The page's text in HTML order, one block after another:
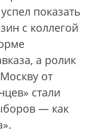
показать
с коллегой
а ролик
от
стали
— как